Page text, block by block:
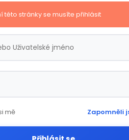
této stránky se musíte přihlásit
mě Zapomněli